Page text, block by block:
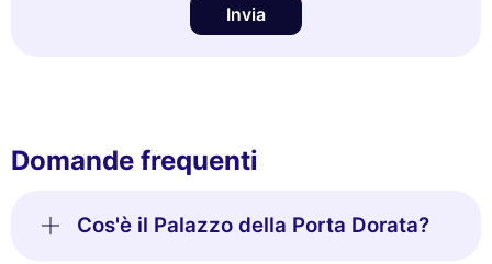
Invia
Domande frequenti
Cos'è il Palazzo della Porta Dorata?